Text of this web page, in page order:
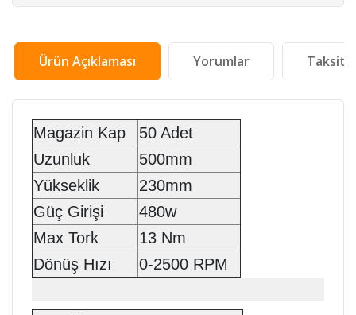
Ürün Açıklaması Yorumlar Taksit
Magazin Kap
50 Adet
Uzunluk
500mm
Yükseklik
230mm
Güç Girişi
480w
Max Tork
13 Nm
Dönüş Hızı
0-2500 RPM